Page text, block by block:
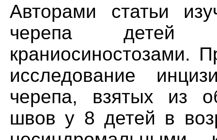
Авторами статьи
черепа детей
краниосиностозами.
исследование
черепа, взятых из
швов у 8 детей в